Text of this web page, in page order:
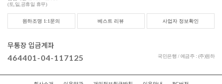
(토,일,공휴일 휴무)
원하조명 1:1문의 베스트 리뷰 사업자 정보확인
무통장 입금계좌
464401-04-117125 국민은행 / 예금주 : (주)원하